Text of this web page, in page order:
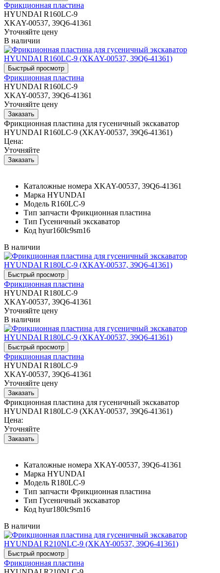
Фрикционная пластина
HYUNDAI R160LC-9
XKAY-00537, 39Q6-41361
Уточняйте цену
В наличии
Фрикционная пластина
HYUNDAI R160LC-9
XKAY-00537, 39Q6-41361
Уточняйте цену
Фрикционная пластина для гусеничный экскаватор
HYUNDAI R160LC-9 (XKAY-00537, 39Q6-41361)
Цена:
Уточняйте
Каталожные номера XKAY-00537, 39Q6-41361
Марка HYUNDAI
Модель R160LC-9
Тип запчасти Фрикционная пластина
Тип Гусеничный экскаватор
Код hyur160lc9sm16
В наличии
Фрикционная пластина
HYUNDAI R180LC-9
XKAY-00537, 39Q6-41361
Уточняйте цену
В наличии
Фрикционная пластина
HYUNDAI R180LC-9
XKAY-00537, 39Q6-41361
Уточняйте цену
Фрикционная пластина для гусеничный экскаватор
HYUNDAI R180LC-9 (XKAY-00537, 39Q6-41361)
Цена:
Уточняйте
Каталожные номера XKAY-00537, 39Q6-41361
Марка HYUNDAI
Модель R180LC-9
Тип запчасти Фрикционная пластина
Тип Гусеничный экскаватор
Код hyur180lc9sm16
В наличии
Фрикционная пластина